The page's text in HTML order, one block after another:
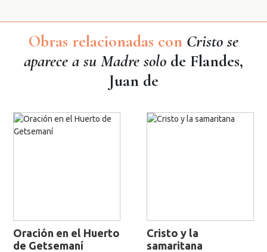
Obras relacionadas con Cristo se
aparece a su Madre solo de Flandes,
Juan de
Oración en el Huerto
de Getsemaní
Cristo y la
samaritana